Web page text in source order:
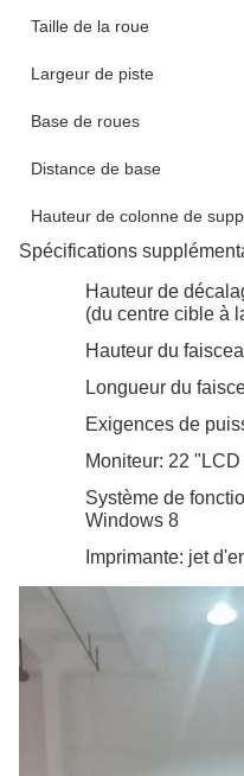
Taille de la roue
Largeur de piste
Base de roues
Distance de base
Hauteur de colonne de
Spécifications
Hauteur de
(du centre cible à
Hauteur du
Longueur du
Exigences de
Moniteur: 22 "LCD
Système de
Windows 8
Imprimante: jet